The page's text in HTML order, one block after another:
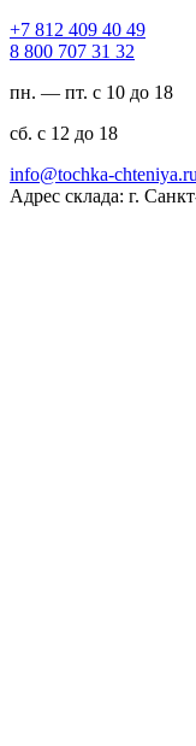
94 04 904 218 7+
23 13 707 008 8
пн. — пт. с 10 до 18
сб. с 12 до 18
ur.ayinethc-akhcot@ofni
Адрес склада: г.